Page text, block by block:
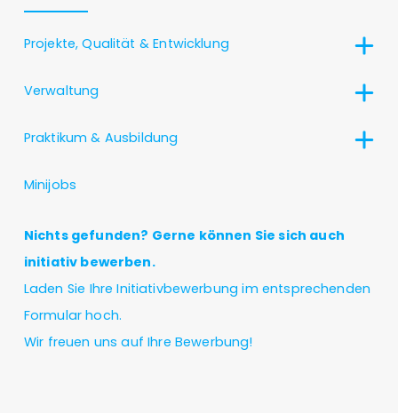
Projekte, Qualität & Entwicklung
Verwaltung
Praktikum & Ausbildung
Minijobs
Nichts gefunden? Gerne können Sie sich auch
initiativ bewerben.
Laden Sie IhreInitiativbewerbungim entsprechenden
Formular hoch.
Wir freuen uns auf Ihre Bewerbung!